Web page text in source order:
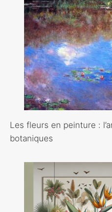
Les fleurs en peinture :
botaniques